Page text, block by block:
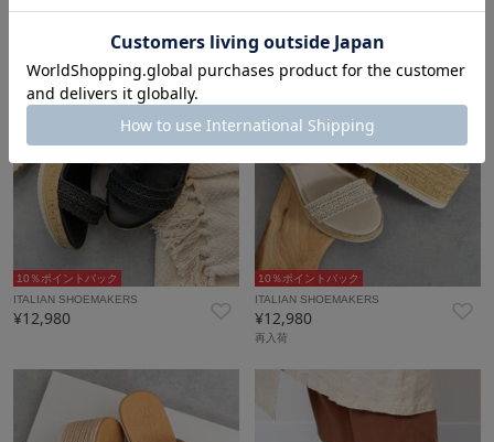
10％ポイントバック
ITALIAN SHOEMAKERS
¥12,980
10％ポイントバック
ITALIAN SHOEMAKERS
¥12,980
再入荷